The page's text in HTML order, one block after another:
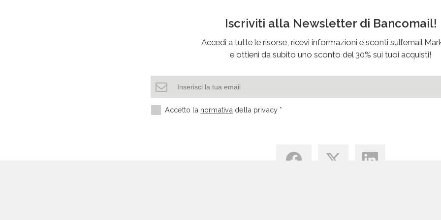
Iscriviti alla Newsletter di Bancomail!
Accedi a tutte le risorse, ricevi informazioni e sconti sull’email
e ottieni da subito uno sconto del 30% sui tuoi acquisti!
Accetto la normativa della privacy *